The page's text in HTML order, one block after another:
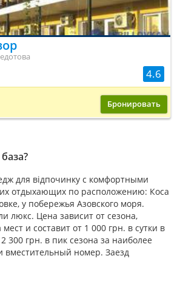
4.6
Бронировать
для відпочинку с комфортными
отдыхающих по расположению: Коса
у побережья Азовского моря.
люкс. Цена зависит от сезона,
и составит от 1 000 грн. в сутки в
300 грн. в пик сезона за наиболее
вместительный номер. Заезд